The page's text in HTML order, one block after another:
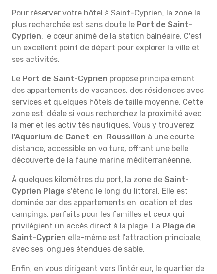
Pour réserver votre hôtel à Saint-Cyprien, la zone la
plus recherchée est sans doute le Port de Saint-
Cyprien, le cœur animé de la station balnéaire. C'est
un excellent point de départ pour explorer la ville et
ses activités.
Le Port de Saint-Cyprien propose principalement
des appartements de vacances, des résidences avec
services et quelques hôtels de taille moyenne. Cette
zone est idéale si vous recherchez la proximité avec
la mer et les activités nautiques. Vous y trouverez
l'Aquarium de Canet-en-Roussillon à une courte
distance, accessible en voiture, offrant une belle
découverte de la faune marine méditerranéenne.
À quelques kilomètres du port, la zone de Saint-
Cyprien Plage s'étend le long du littoral. Elle est
dominée par des appartements en location et des
campings, parfaits pour les familles et ceux qui
privilégient un accès direct à la plage. La Plage de
Saint-Cyprien elle-même est l'attraction principale,
avec ses longues étendues de sable.
Enfin, en vous dirigeant vers l'intérieur, le quartier de